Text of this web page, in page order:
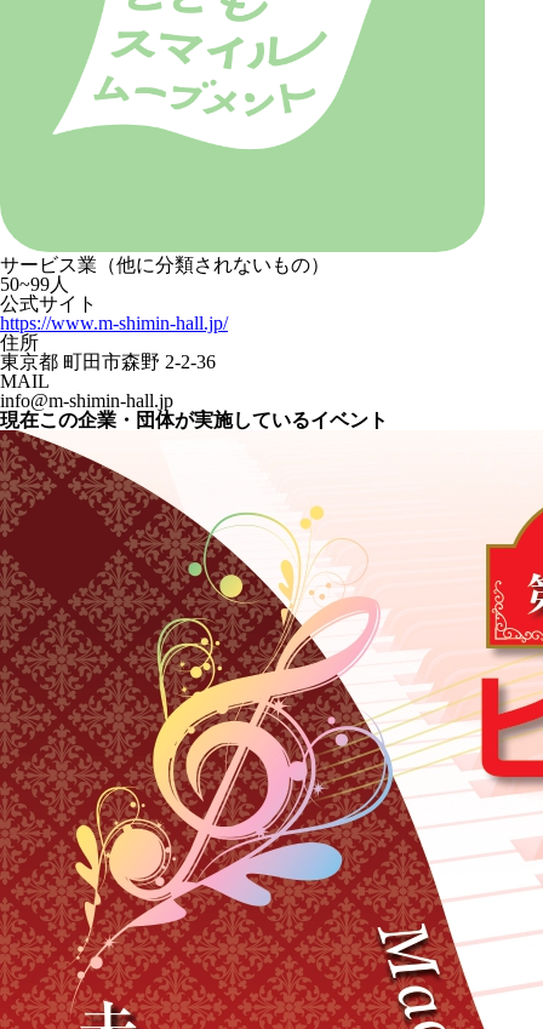
サービス業（他に分類されないもの）
50~99人
公式サイト
https://www.m-shimin-hall.jp/
住所
東京都 町田市森野 2-2-36
MAIL
info@m-shimin-hall.jp
現在この企業・団体が実施しているイベント